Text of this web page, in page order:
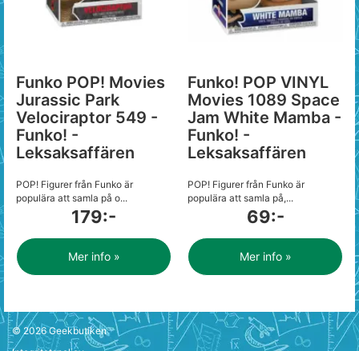
Funko POP! Movies
Jurassic Park
Velociraptor 549 -
Funko! -
Leksaksaffären
POP! Figurer från Funko är
populära att samla på o...
179:-
Mer info »
Funko! POP VINYL
Movies 1089 Space
Jam White Mamba -
Funko! -
Leksaksaffären
POP! Figurer från Funko är
populära att samla på,...
69:-
Mer info »
© 2026Geekbutiken